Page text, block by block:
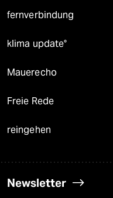
fernverbindung
klima update°
Mauerecho
Freie Rede
reingehen
Newsletter